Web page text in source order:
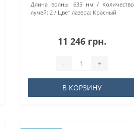
Длина волны: 635 нм
Количество
лучей: 2 Цвет лазера: Красный
11 246 грн.
- +
В КОРЗИНУ